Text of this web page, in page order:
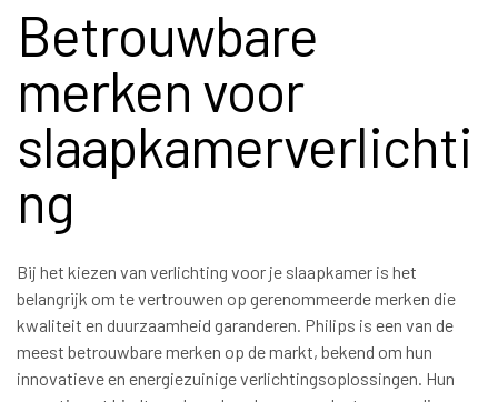
Betrouwbare
merken voor
slaapkamerverlichti
ng
Bij het kiezen van verlichting voor je slaapkamer is het
belangrijk om te vertrouwen op gerenommeerde merken die
kwaliteit en duurzaamheid garanderen. Philips is een van de
meest betrouwbare merken op de markt, bekend om hun
innovatieve en energiezuinige verlichtingsoplossingen. Hun